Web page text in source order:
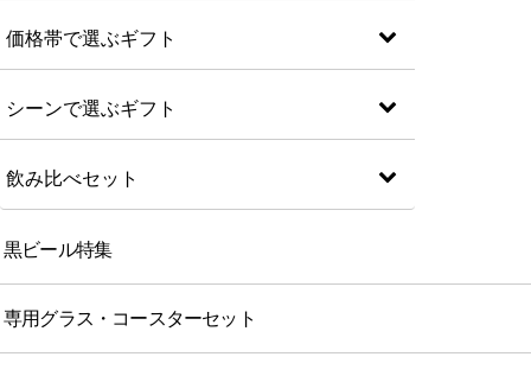
価格帯で選ぶギフト
シーンで選ぶギフト
飲み比べセット
黒ビール特集
専用グラス・コースターセット